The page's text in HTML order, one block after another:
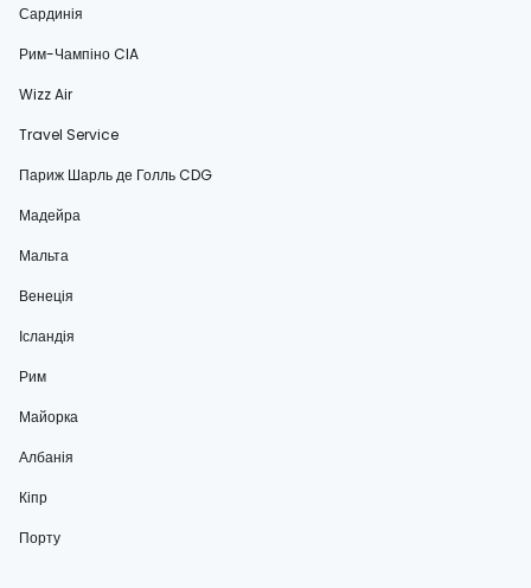
Сардинія
Рим-Чампіно CIA
Wizz Air
Travel Service
Париж Шарль де Голль CDG
Мадейра
Мальта
Венеція
Ісландія
Рим
Майорка
Албанія
Кіпр
Порту